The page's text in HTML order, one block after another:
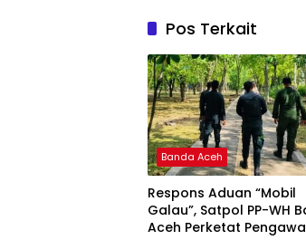
Pos Terkait
Banda Aceh
Respons Aduan “Mobil
Galau”, Satpol PP-WH
Aceh Perketat